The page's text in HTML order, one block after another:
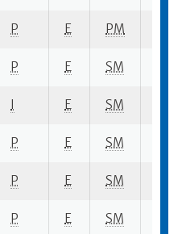
P E PM
P E SM
I E SM
P E SM
P E SM
P E SM